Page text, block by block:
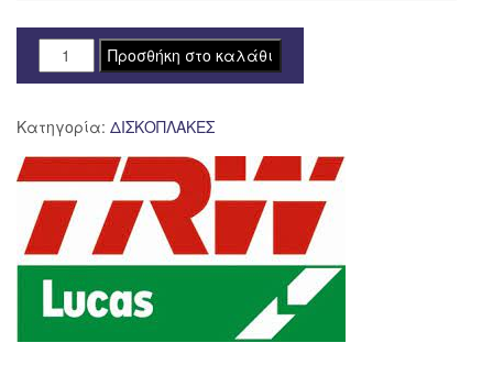
ΔΙΣΚΟΠΛΑΚΑ
MST315
121
6ΤΡ
TRW
LUCAS
ποσότητα
Προσθήκη στο καλάθι
Κατηγορία: ΔΙΣΚΟΠΛΑΚΕΣ